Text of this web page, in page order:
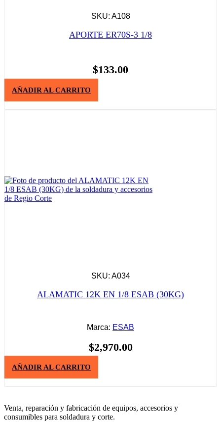
SKU: A108
APORTE ER70S-3 1/8
$133.00
AÑADIR AL CARRITO
SKU: A034
ALAMATIC 12K EN 1/8 ESAB (30KG)
Marca: ESAB
$2,970.00
AÑADIR AL CARRITO
Venta, reparación y fabricación de equipos, accesorios y
consumibles para soldadura y corte.